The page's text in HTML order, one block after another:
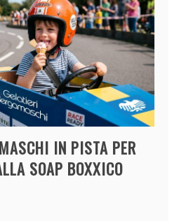
IN PISTA PER
SOAP BOXXICO